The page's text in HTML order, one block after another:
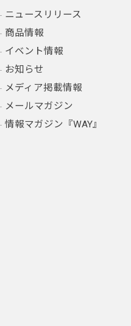
ニュースリリース
商品情報
イベント情報
お知らせ
メディア掲載情報
メールマガジン
情報マガジン『WAY』